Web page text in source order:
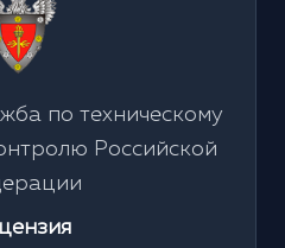
по техническому
Российской